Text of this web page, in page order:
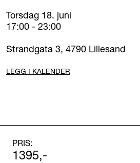
Torsdag 18. juni
17:00 - 23:00
Strandgata 3, 4790 Lillesand
LEGG I KALENDER
PRIS:
1395,-